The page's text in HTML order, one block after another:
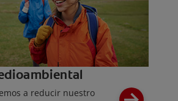
a reducir nuestro